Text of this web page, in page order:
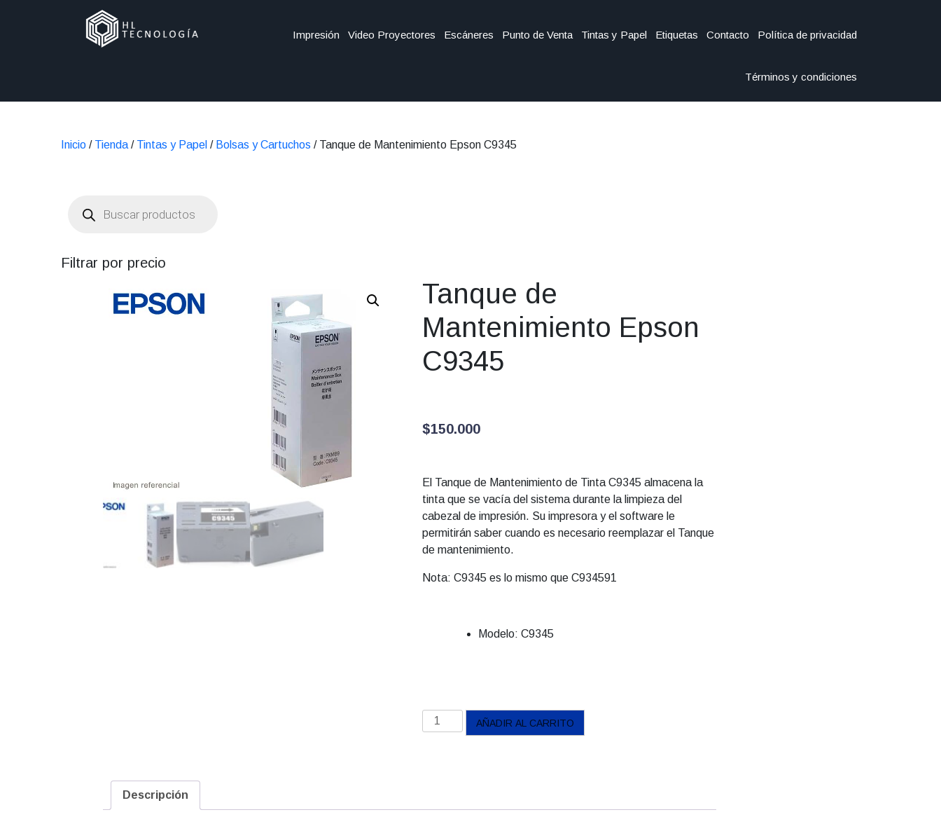
Impresión Video Proyectores Escáneres Punto de Venta Tintas y Papel Etiquetas Contacto Política de privacidad
Términos y condiciones
Inicio / Tienda / Tintas y Papel / Bolsas y Cartuchos / Tanque de Mantenimiento Epson C9345
productos
Filtrar por precio
Tanque de
Mantenimiento Epson
C9345
$150.000
El Tanque de Mantenimiento de Tinta C9345 almacena la
tinta que se vacía del sistema durante la limpieza del
cabezal de impresión. Su impresora y el software le
permitirán saber cuando es necesario reemplazar el Tanque
de mantenimiento.
Nota: C9345 es lo mismo que C934591
Modelo: C9345
Tanque
de
AÑADIR AL CARRITO
Descripción